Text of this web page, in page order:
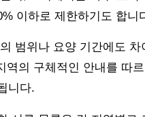
이하로 제한하기도 합니
범위나 요양 기간에도
역의 구체적인 안내를 따
니다.